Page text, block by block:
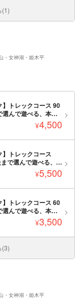
(1)
・女神湖・姫木平
】トレックコース 90
んで遊べる、本格
¥4,500
】トレックコース
で選んで遊べる、本
¥5,500
】トレックコース 60
んで遊べる、本格
¥3,500
(3)
・女神湖・姫木平